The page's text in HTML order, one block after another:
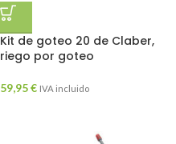
Kit de goteo 20 de Claber,
riego por goteo
59,95€ IVA incluido